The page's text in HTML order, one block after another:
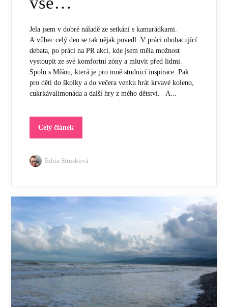
Jela jsem v dobré náladě ze setkání s kamarádkami.
A vůbec celý den se tak nějak povedl. V práci obohacující
debata, po práci na PR akci, kde jsem měla možnost
vystoupit ze své komfortní zóny a mluvit před lidmi.
Spolu s Míšou, která je pro mně studnicí inspirace. Pak
pro děti do školky a do večera venku hrát krvavé koleno,
cukrkávalimonáda a další hry z mého dětství. A...
Celý článek
Edita Strusková